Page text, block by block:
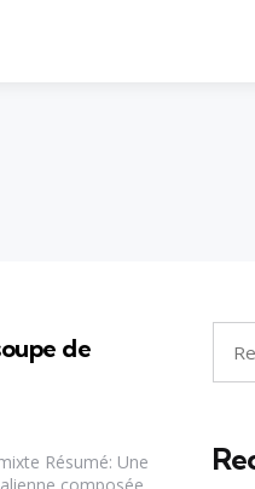
de
Résumé: Une
composée